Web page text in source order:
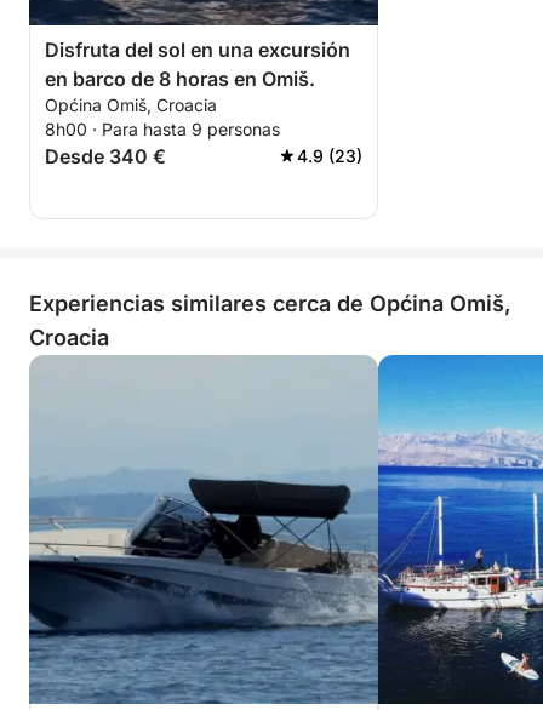
Disfruta del sol en una excursión
en barco de 8 horas en Omiš.
Općina Omiš, Croacia
8h00 · Para hasta 9 personas
Desde 340 € 4.9 (23)
Experiencias similares cerca de Općina Omiš,
Croacia